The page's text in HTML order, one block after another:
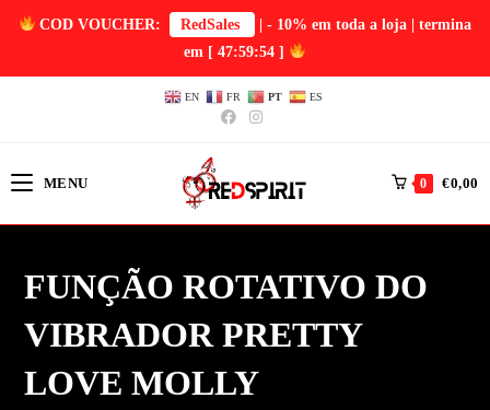
COD VOUCHER: RedSales
| - 10% em toda a loja | termina
em [ 47:59:53 ]
EN FR PT ES
MENU 0 €0,00
FUNÇÃO ROTATIVO DO
VIBRADOR PRETTY
LOVE MOLLY